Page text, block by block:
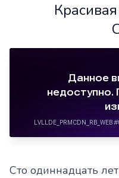
Сто одиннадцать